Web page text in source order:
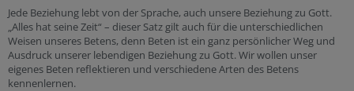
Jede Beziehung lebt von der Sprache, auch unsere Beziehung zu Gott.
„Alles hat seine Zeit“ – dieser Satz gilt auch für die unterschiedlichen
Weisen unseres Betens, denn Beten ist ein ganz persönlicher Weg und
Ausdruck unserer lebendigen Beziehung zu Gott. Wir wollen unser
eigenes Beten reflektieren und verschiedene Arten des Betens
kennenlernen.